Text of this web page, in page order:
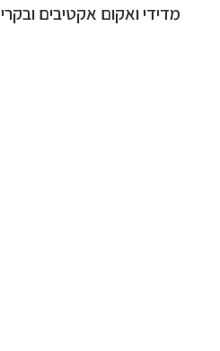
מדידי ואקום אקטיבים